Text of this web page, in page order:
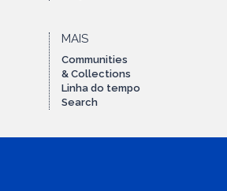
MAIS
Communities
& Collections
Linha do tempo
Search